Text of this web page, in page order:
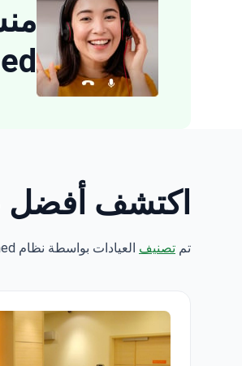
اكتشف أفضل عيادات طب
تم تصنيف العيادات بواسطة نظام Bookimed الذكي، باستخدام تحليل علوم البيانات عبر 5 معايير رئيسية.